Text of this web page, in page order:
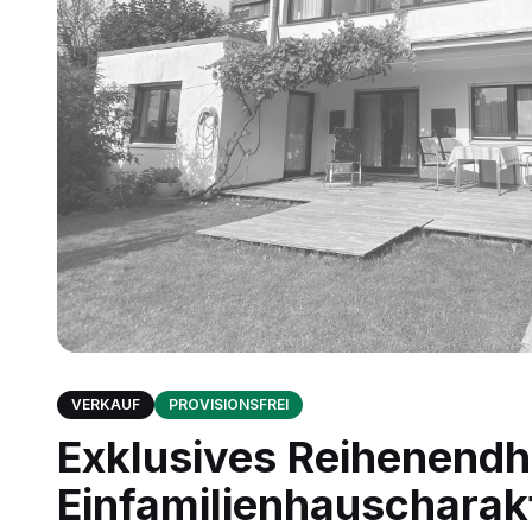
VERKAUF PROVISIONSFREI
Exklusives